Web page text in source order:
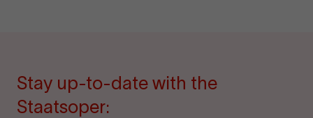
Stay up-to-date with the
Staatsoper: